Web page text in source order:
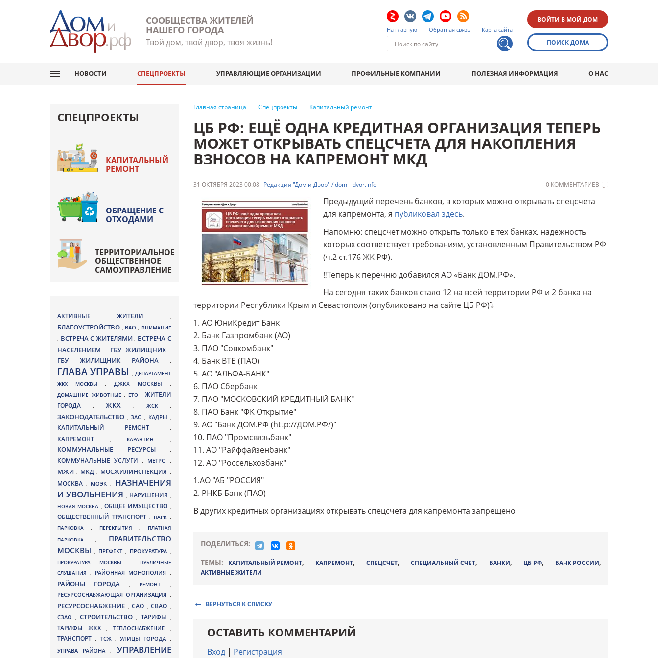
СООБЩЕСТВА ЖИТЕЛЕЙ
НАШЕГО ГОРОДА
Твой дом, твой двор, твоя жизнь!
На главную Обратная связь Карта сайта
ВОЙТИ В МОЙ ДОМ
ПОИСК ДОМА
НОВОСТИ СПЕЦПРОЕКТЫ УПРАВЛЯЮЩИЕ ОРГАНИЗАЦИИ ПРОФИЛЬНЫЕ КОМПАНИИ ПОЛЕЗНАЯ ИНФОРМАЦИЯ О НАС
Главная страница Спецпроекты Капитальный ремонт
ЦБ РФ: ЕЩЁ ОДНА КРЕДИТНАЯ ОРГАНИЗАЦИЯ ТЕПЕРЬ
МОЖЕТ ОТКРЫВАТЬ СПЕЦСЧЕТА ДЛЯ НАКОПЛЕНИЯ
ВЗНОСОВ НА КАПРЕМОНТ МКД
31 ОКТЯБРЯ 2023 00:08 Редакция "Дом и Двор" / dom-i-dvor.info 0 КОММЕНТАРИЕВ
Предыдущий перечень банков, в которых можно открывать спецсчета
для капремонта, я публиковал здесь.
Напомню: спецсчет можно открыть только в тех банках, надежность
которых соответствует требованиям, установленным Правительством РФ
(ч.2 ст.176 ЖК РФ).
‼️Теперь к перечню добавился АО «Банк ДОМ.РФ».
На сегодня таких банков стало 12 на всей территории РФ и 2 банка на
территории Республики Крым и Севастополя (опубликовано на сайте ЦБ РФ)⤵️
1. АО ЮниКредит Банк
2. Банк Газпромбанк (АО)
3. ПАО "Совкомбанк"
4. Банк ВТБ (ПАО)
5. АО "АЛЬФА-БАНК"
6. ПАО Сбербанк
7. ПАО "МОСКОВСКИЙ КРЕДИТНЫЙ БАНК"
8. ПАО Банк "ФК Открытие"
9. АО "Банк ДОМ.РФ (http://ДОМ.РФ/)"
10. ПАО "Промсвязьбанк"
11. АО "Райффайзенбанк"
12. АО "Россельхозбанк"
1.АО "АБ "РОССИЯ"
2. РНКБ Банк (ПАО)
В других кредитных организациях открывать спецсчета для капремонта запрещено
ПОДЕЛИТЬСЯ:
ТЕМЫ:
КАПИТАЛЬНЫЙ РЕМОНТ, КАПРЕМОНТ, СПЕЦСЧЕТ,СПЕЦИАЛЬНЫЙ СЧЕТ, БАНКИ, ЦБ РФ, БАНК РОССИИ,
АКТИВНЫЕ ЖИТЕЛИ
ВЕРНУТЬСЯ К СПИСКУ
ОСТАВИТЬ КОММЕНТАРИЙ
Вход| Регистрация
СПЕЦПРОЕКТЫ
КАПИТАЛЬНЫЙ
РЕМОНТ
ОБРАЩЕНИЕ С
ОТХОДАМИ
ТЕРРИТОРИАЛЬНОЕ
ОБЩЕСТВЕННОЕ
САМОУПРАВЛЕНИЕ
АКТИВНЫЕ ЖИТЕЛИ ,
БЛАГОУСТРОЙСТВО , ВАО , ВНИМАНИЕ
, ВСТРЕЧА С ЖИТЕЛЯМИ, ВСТРЕЧА С
НАСЕЛЕНИЕМ
, ГБУ ЖИЛИЩНИК ,
ГБУ ЖИЛИЩНИК РАЙОНА ,
ГЛАВА УПРАВЫ, ДЕПАРТАМЕНТ
ЖКХ МОСКВЫ,ДЖКХ МОСКВЫ ,
ДОМАШНИЕ ЖИВОТНЫЕ , ЕТО , ЖИТЕЛИ
ГОРОДА
, ЖКХ , ЖСК ,
ЗАКОНОДАТЕЛЬСТВО , ЗАО , КАДРЫ ,
КАПИТАЛЬНЫЙ РЕМОНТ ,
КАПРЕМОНТ , КАРАНТИН ,
КОММУНАЛЬНЫЕ РЕСУРСЫ ,
КОММУНАЛЬНЫЕ УСЛУГИ , МЕТРО ,
МЖИ, МКД , МОСЖИЛИНСПЕКЦИЯ ,
МОСКВА , МОЭК ,
НАЗНАЧЕНИЯ
И УВОЛЬНЕНИЯ , НАРУШЕНИЯ ,
НОВАЯ МОСКВА , ОБЩЕЕ ИМУЩЕСТВО ,
ОБЩЕСТВЕННЫЙ ТРАНСПОРТ, ПАРК ,
ПАРКОВКА, ПЕРЕКРЫТИЯ,
ПЛАТНАЯ
ПАРКОВКА ,
ПРАВИТЕЛЬСТВО
МОСКВЫ , ПРЕФЕКТ, ПРОКУРАТУРА ,
ПРОКУРАТУРА МОСКВЫ ,
ПУБЛИЧНЫЕ
СЛУШАНИЯ, РАЙОННАЯ МОНОПОЛИЯ ,
РАЙОНЫ ГОРОДА , РЕМОНТ ,
РЕСУРСОСНАБЖАЮЩАЯ ОРГАНИЗАЦИЯ ,
РЕСУРСОСНАБЖЕНИЕ , САО , СВАО ,
СЗАО ,СТРОИТЕЛЬСТВО, ТАРИФЫ ,
ТАРИФЫ ЖКХ , ТЕПЛОСНАБЖЕНИЕ ,
ТРАНСПОРТ, ТСЖ , УЛИЦЫ ГОРОДА ,
УПРАВА РАЙОНА, УПРАВЛЕНИЕ